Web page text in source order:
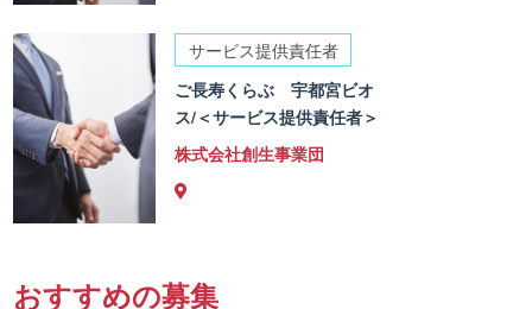
サービス提供責任者
ご長寿くらぶ 宇都宮ビオ
ス/＜サービス提供責任者＞
株式会社創生事業団
おすすめの募集